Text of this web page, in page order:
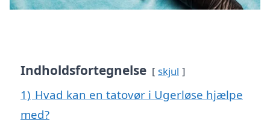
Indholdsfortegnelse skjul
1) Hvad kan en tatovør i Ugerløse hjælpe
med?